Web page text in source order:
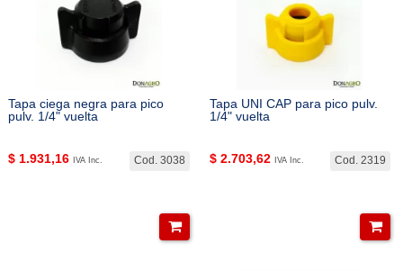
Tapa ciega negra para pico
pulv. 1/4" vuelta
Cod. 3038
$ 1.931,16 IVA Inc.
Tapa UNI CAP para pico pulv.
1/4" vuelta
Cod. 2319
$ 2.703,62 IVA Inc.